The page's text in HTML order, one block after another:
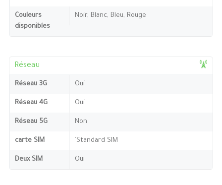
Couleurs
disponibles
Noir, Blanc, Bleu, Rouge
Réseau
Réseau 3G Oui
Réseau 4G Oui
Réseau 5G Non
carte SIM `Standard SIM
Deux SIM Oui